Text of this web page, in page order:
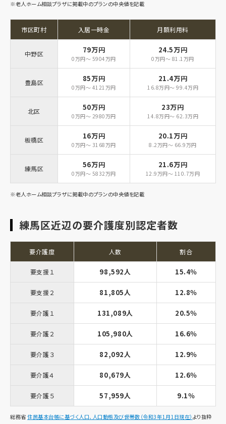
※老人ホーム相談プラザに掲載中のプランの中央値を記載
市区町村 入居一時金 月額利用料
中野区 79万円
0万円～ 5904万円
24.5万円
0万円～ 81.1万円
豊島区 85万円
0万円～ 4121万円
21.4万円
16.8万円～ 99.4万円
北区 50万円
0万円～ 2980万円
23万円
14.8万円～ 62.3万円
板橋区 16万円
0万円～ 3168万円
20.1万円
8.2万円～ 66.9万円
練馬区 56万円
0万円～ 5832万円
21.6万円
12.9万円～ 110.7万円
※老人ホーム相談プラザに掲載中のプランの中央値を記載
練馬区近辺の要介護度別認定者数
要介護度 人数 割合
要支援１ 98,592人 15.4％
要支援２ 81,805人 12.8％
要介護１ 131,089人 20.5％
要介護２ 105,980人 16.6％
要介護３ 82,092人 12.9％
要介護４ 80,679人 12.6％
要介護５ 57,959人 9.1％
総務省住民基本台帳に基づく人口、人口動態及び世帯数（令和3年1月1日現在） より抜粋